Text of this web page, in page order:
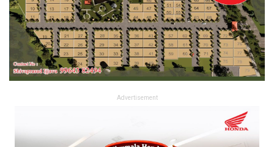
Advertisement